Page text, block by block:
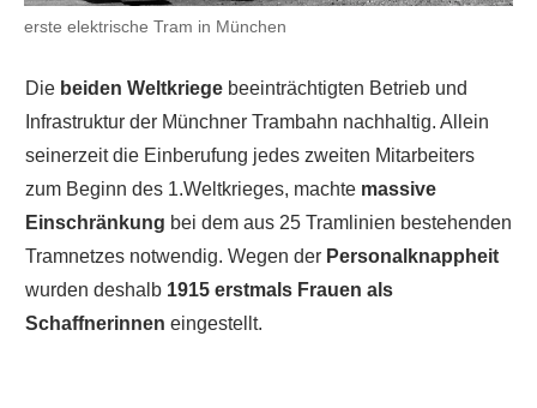
erste elektrische Tram in München
Die beiden Weltkriege beeinträchtigten Betrieb und
Infrastruktur der Münchner Trambahn nachhaltig. Allein
seinerzeit die Einberufung jedes zweiten Mitarbeiters
zum Beginn des 1.Weltkrieges, machte massive
Einschränkung bei dem aus 25 Tramlinien bestehenden
Tramnetzes notwendig. Wegen der Personalknappheit
wurden deshalb 1915 erstmals Frauen als
Schaffnerinnen eingestellt.